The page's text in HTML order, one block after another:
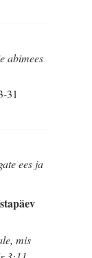
abimees
31
ees ja
mis